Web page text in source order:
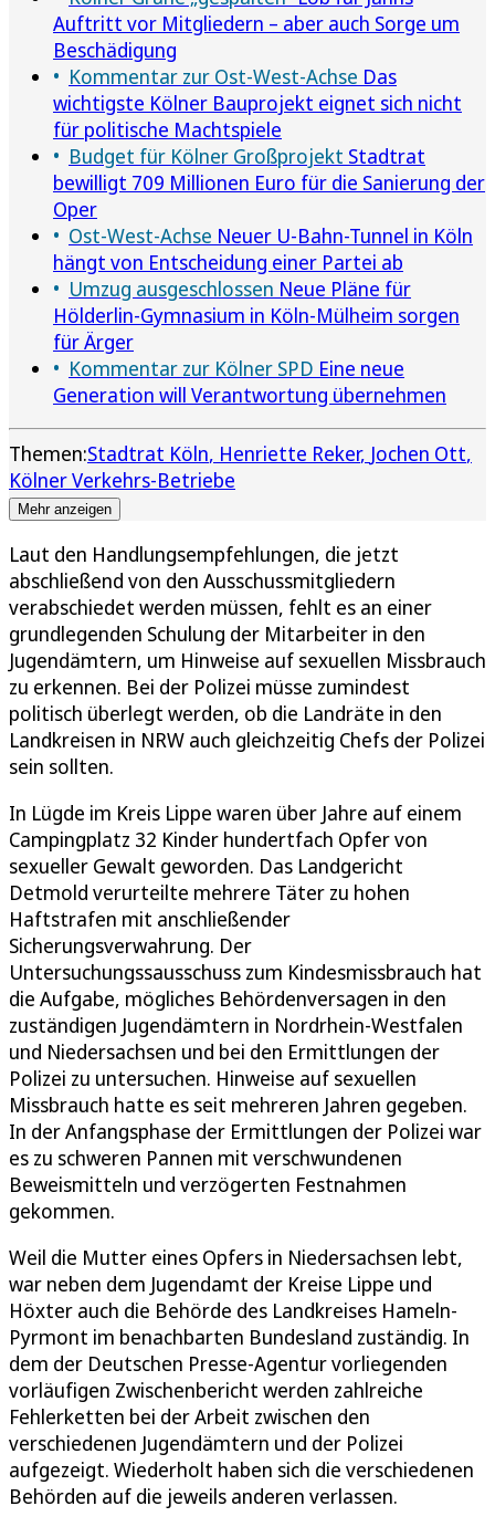
Auftritt vor Mitgliedern – aber auch Sorge um
Beschädigung
Kommentar zur Ost-West-Achse Das
wichtigste Kölner Bauprojekt eignet sich nicht
für politische Machtspiele
Budget für Kölner Großprojekt Stadtrat
bewilligt 709 Millionen Euro für die Sanierung der
Oper
Ost-West-Achse Neuer U-Bahn-Tunnel in Köln
hängt von Entscheidung einer Partei ab
Umzug ausgeschlossen Neue Pläne für
Hölderlin-Gymnasium in Köln-Mülheim sorgen
für Ärger
Kommentar zur Kölner SPD Eine neue
Generation will Verantwortung übernehmen
Themen:Stadtrat Köln Henriette Reker Jochen Ott
Kölner Verkehrs-Betriebe
Mehr anzeigen
Laut den Handlungsempfehlungen, die jetzt
abschließend von den Ausschussmitgliedern
verabschiedet werden müssen, fehlt es an einer
grundlegenden Schulung der Mitarbeiter in den
Jugendämtern, um Hinweise auf sexuellen Missbrauch
zu erkennen. Bei der Polizei müsse zumindest
politisch überlegt werden, ob die Landräte in den
Landkreisen in NRW auch gleichzeitig Chefs der Polizei
sein sollten.
In Lügde im Kreis Lippe waren über Jahre auf einem
Campingplatz 32 Kinder hundertfach Opfer von
sexueller Gewalt geworden. Das Landgericht
Detmold verurteilte mehrere Täter zu hohen
Haftstrafen mit anschließender
Sicherungsverwahrung. Der
Untersuchungssausschuss zum Kindesmissbrauch hat
die Aufgabe, mögliches Behördenversagen in den
zuständigen Jugendämtern in Nordrhein-Westfalen
und Niedersachsen und bei den Ermittlungen der
Polizei zu untersuchen. Hinweise auf sexuellen
Missbrauch hatte es seit mehreren Jahren gegeben.
In der Anfangsphase der Ermittlungen der Polizei war
es zu schweren Pannen mit verschwundenen
Beweismitteln und verzögerten Festnahmen
gekommen.
Weil die Mutter eines Opfers in Niedersachsen lebt,
war neben dem Jugendamt der Kreise Lippe und
Höxter auch die Behörde des Landkreises Hameln-
Pyrmont im benachbarten Bundesland zuständig. In
dem der Deutschen Presse-Agentur vorliegenden
vorläufigen Zwischenbericht werden zahlreiche
Fehlerketten bei der Arbeit zwischen den
verschiedenen Jugendämtern und der Polizei
aufgezeigt. Wiederholt haben sich die verschiedenen
Behörden auf die jeweils anderen verlassen.